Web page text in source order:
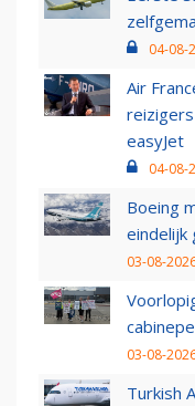
04-08-
Air
reizigers
easyJet
04-08-
Boeing
eindelijk
03-08-
03-08-
Turkish